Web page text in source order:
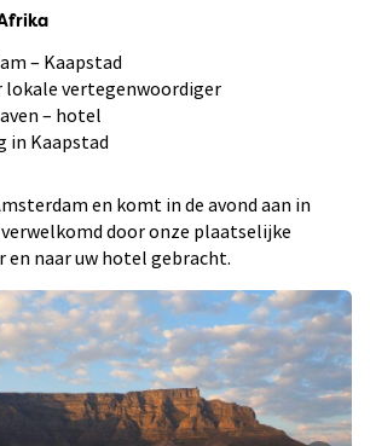
– Kaapstad
vertegenwoordiger
– hotel
in Kaapstad
en komt in de avond aan in
door onze plaatselijke
naar uw hotel gebracht.